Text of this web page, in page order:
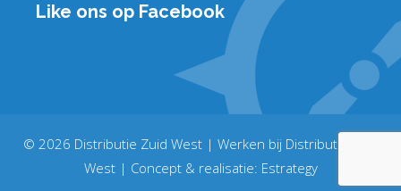
Like ons op Facebook
© 2026 Distributie Zuid West | Werken bij Distributie Zuid
West| Concept & realisatie: Estrategy